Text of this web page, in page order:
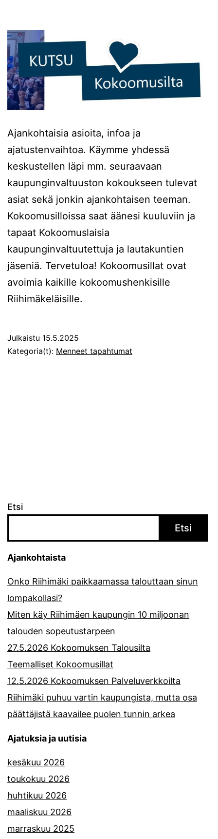
Ajankohtaisia asioita, infoa ja
ajatustenvaihtoa. Käymme yhdessä
keskustellen läpi mm. seuraavaan
kaupunginvaltuuston kokoukseen tulevat
asiat sekä jonkin ajankohtaisen teeman.
Kokoomusilloissa saat äänesi kuuluviin ja
tapaat Kokoomuslaisia
kaupunginvaltuutettuja ja lautakuntien
jäseniä. Tervetuloa! Kokoomusillat ovat
avoimia kaikille kokoomushenkisille
Riihimäkeläisille.
Julkaistu 15.5.2025
Kategoria(t): Menneet tapahtumat
Etsi
Etsi
Ajankohtaista
Onko Riihimäki paikkaamassa talouttaan sinun
lompakollasi?
Miten käy Riihimäen kaupungin 10 miljoonan
talouden sopeutustarpeen
27.5.2026 Kokoomuksen Talousilta
Teemalliset Kokoomusillat
12.5.2026 Kokoomuksen Palveluverkkoilta
Riihimäki puhuu vartin kaupungista, mutta osa
päättäjistä kaavailee puolen tunnin arkea
Ajatuksia ja uutisia
kesäkuu 2026
toukokuu 2026
huhtikuu 2026
maaliskuu 2026
marraskuu 2025